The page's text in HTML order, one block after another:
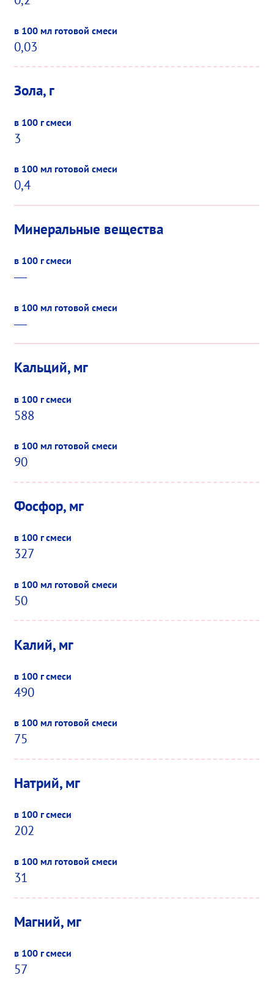
0,03
Зола, г
3
0,4
Минеральные вещества
—
—
Кальций, мг
588
90
Фосфор, мг
327
50
Калий, мг
490
75
Натрий, мг
202
31
Магний, мг
57